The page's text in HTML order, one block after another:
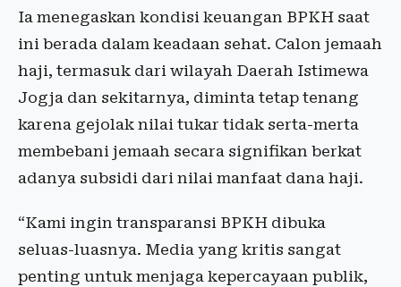
Ia menegaskan kondisi keuangan BPKH saat
ini berada dalam keadaan sehat. Calon jemaah
haji, termasuk dari wilayah Daerah Istimewa
Jogja dan sekitarnya, diminta tetap tenang
karena gejolak nilai tukar tidak serta-merta
membebani jemaah secara signifikan berkat
adanya subsidi dari nilai manfaat dana haji.
“Kami ingin transparansi BPKH dibuka
seluas-luasnya. Media yang kritis sangat
penting untuk menjaga kepercayaan publik,